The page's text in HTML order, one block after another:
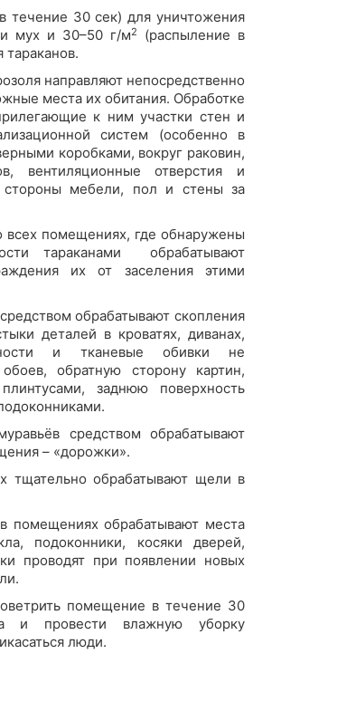
течение 30 сек) для уничтожения
и мух и 30–50 г/м2
(распыление в
направляют непосредственно
места их обитания. Обработке
к ним участки стен и
систем (особенно в
коробками, вокруг раковин,
вентиляционные отверстия и
стороны мебели, пол и стены за
всех помещениях, где обнаружены
тараканами обрабатывают
их от заселения этими
обрабатывают скопления
деталей в кроватях, диванах,
и тканевые обивки не
обоев, обратную сторону картин,
заднюю поверхность
средством обрабатывают
– «дорожки».
тщательно обрабатывают щели в
помещениях обрабатывают места
подоконники, косяки дверей,
проводят при появлении новых
помещение в течение 30
и провести влажную уборку
люди.